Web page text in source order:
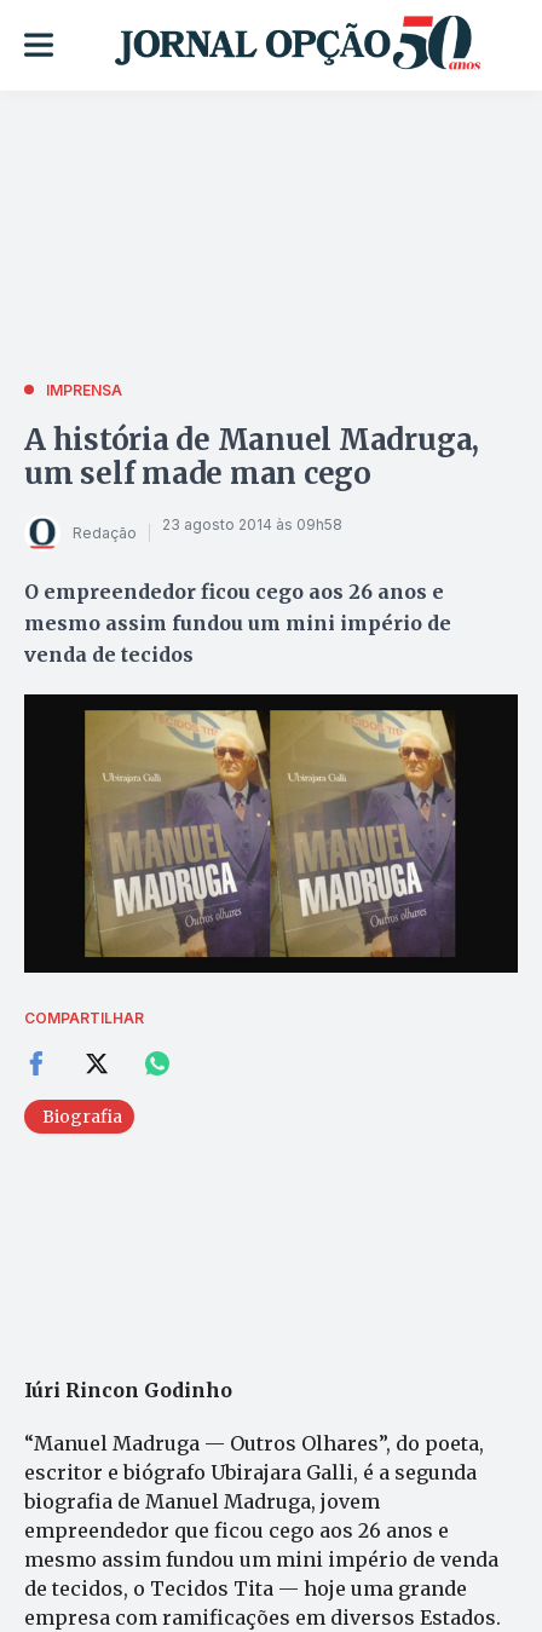
IMPRENSA
A história de Manuel Madruga,
um self made man cego
Redação 23 agosto 2014 às 09h58
O empreendedor ficou cego aos 26 anos e
mesmo assim fundou um mini império de
venda de tecidos
COMPARTILHAR
Biografia
Iúri Rincon Godinho
“Manuel Madruga — Outros Olhares”, do poeta,
escritor e biógrafo Ubirajara Galli, é a segunda
biografia de Manuel Madruga, jovem
empreendedor que ficou cego aos 26 anos e
mesmo assim fundou um mini império de venda
de tecidos, o Tecidos Tita — hoje uma grande
empresa com ramificações em diversos Estados.